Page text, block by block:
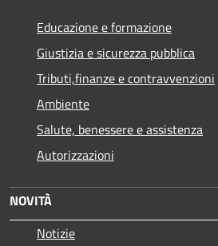
Educazione e formazione
Giustizia e sicurezza pubblica
Tributi,finanze e contravvenzioni
Ambiente
Salute, benessere e assistenza
Autorizzazioni
NOVITÀ
Notizie